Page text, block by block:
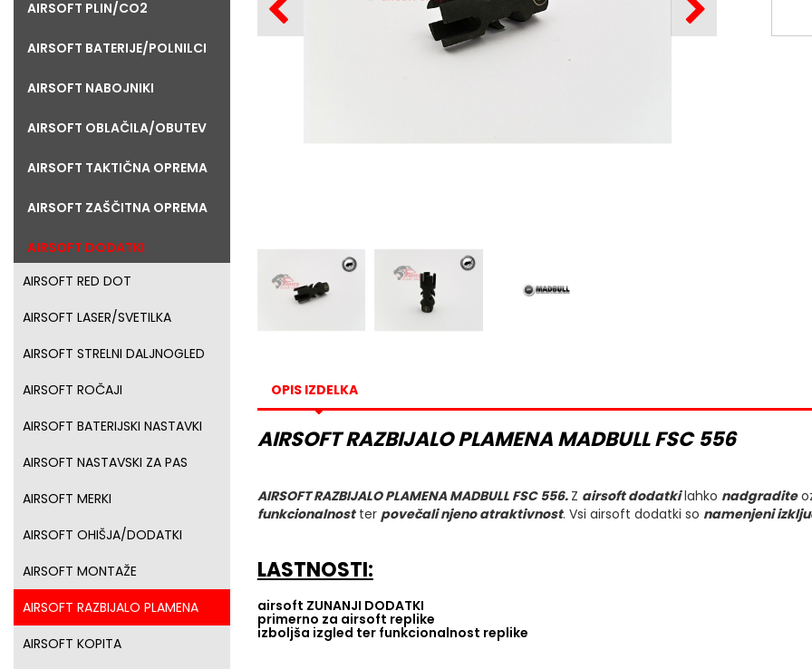
AIRSOFT PLIN/CO2
AIRSOFT BATERIJE/POLNILCI
AIRSOFT NABOJNIKI
AIRSOFT OBLAČILA/OBUTEV
AIRSOFT TAKTIČNA OPREMA
AIRSOFT ZAŠČITNA OPREMA
AIRSOFT DODATKI
AIRSOFT RED DOT
AIRSOFT LASER/SVETILKA
AIRSOFT STRELNI DALJNOGLED
AIRSOFT ROČAJI
AIRSOFT BATERIJSKI NASTAVKI
AIRSOFT NASTAVSKI ZA PAS
AIRSOFT MERKI
AIRSOFT OHIŠJA/DODATKI
AIRSOFT MONTAŽE
AIRSOFT RAZBIJALO PLAMENA
AIRSOFT KOPITA
OPIS IZDELKA
AIRSOFT RAZBIJALO PLAMENA MADBULL FSC 556
AIRSOFT RAZBIJALO PLAMENA MADBULL FSC 556. Z airsoft dodatkilahko nadgradite
funkcionalnostter povečali njeno atraktivnost. Vsi airsoft dodatki so namenjeni
LASTNOSTI:
airsoft ZUNANJI DODATKI
primerno za airsoft replike
izboljša izgled ter funkcionalnost replike